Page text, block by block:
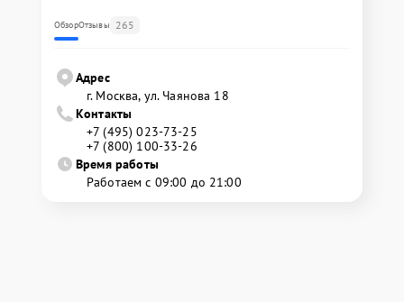
ОбзорОтзывы 265
Адрес
г. Москва, ул. Чаянова 18
Контакты
+7 (495) 023-73-25
+7 (800) 100-33-26
Время работы
Работаем с 09:00 до 21:00